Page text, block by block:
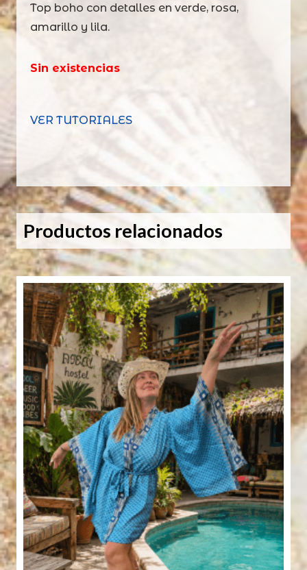
Top boho con detalles en verde, rosa,
amarillo y lila.
Sin existencias
VER TUTORIALES
Productos relacionados